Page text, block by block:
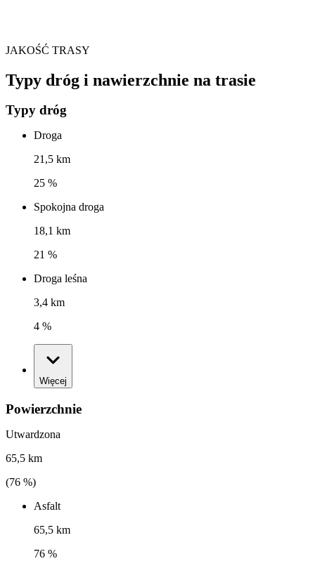
JAKOŚĆ TRASY
Typy dróg i nawierzchnie na trasie
Typy dróg
Droga
21,5 km
25 %
Spokojna droga
18,1 km
21 %
Droga leśna
3,4 km
4 %
Więcej
Powierzchnie
Utwardzona
65,5 km
(76 %)
Asfalt
65,5 km
76 %